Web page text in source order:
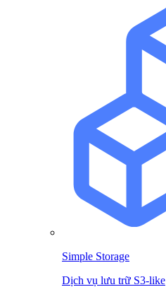
Simple Storage
Dịch vụ lưu trữ S3-like